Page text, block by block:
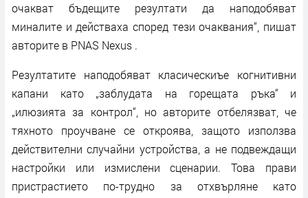
очакват бъдещите резултати да наподобяват
миналите и действаха според тези очаквания“, пишат
авторите в PNAS Nexus .
Резултатите наподобяват класическиъе когнитивни
капани като „заблудата на горещата ръка“ и
„илюзията за контрол“, но авторите отбелязват, че
тяхното проучване се откроява, защото използва
действителни случайни устройства, а не подвеждащи
настройки или измислени сценарии. Това прави
пристрастието по-трудно за отхвърляне като